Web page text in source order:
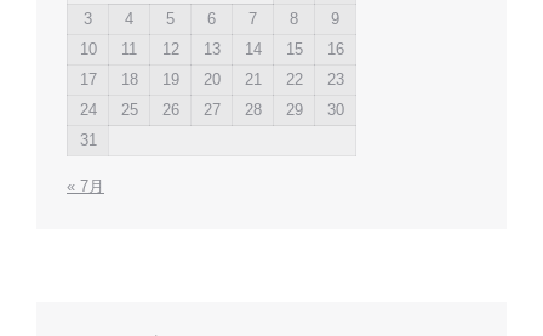
3
4 5 6 7 8
9
10
11 12 13 14 15
16
17
18 19 20 21 22
23
24
25 26 27 28 29
30
31
« 7月